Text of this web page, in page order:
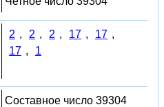
2 , 2 , 2 , 17 , 17 ,
17 , 1
Составное число 39304